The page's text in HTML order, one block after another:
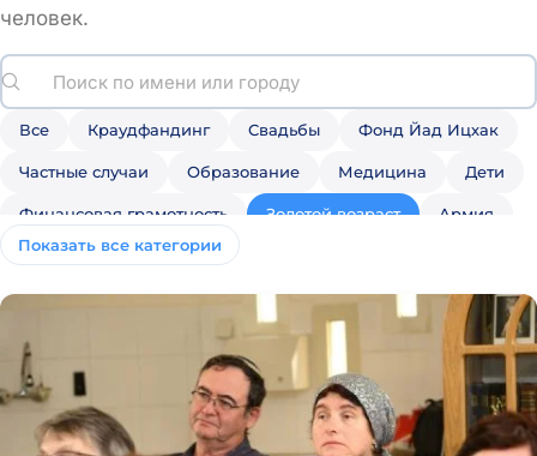
человек.
Все Краудфандинг Свадьбы Фонд Йад Ицхак
Частные случаи Образование Медицина Дети
Финансовая грамотность Золотой возраст Армия
Мы им помогли
Показать все категории